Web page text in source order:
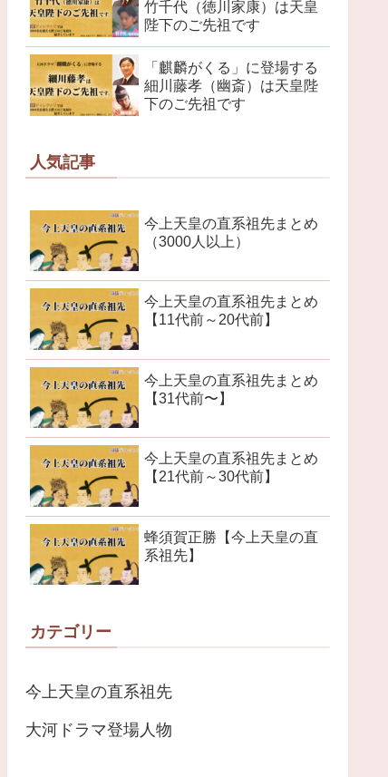
竹千代（徳川家康）は天皇
陛下のご先祖です
「麒麟がくる」に登場する
細川藤孝（幽斎）は天皇陛
下のご先祖です
人気記事
今上天皇の直系祖先まとめ
（3000人以上）
今上天皇の直系祖先まとめ
【11代前～20代前】
今上天皇の直系祖先まとめ
【31代前〜】
今上天皇の直系祖先まとめ
【21代前～30代前】
蜂須賀正勝【今上天皇の直
系祖先】
カテゴリー
今上天皇の直系祖先
大河ドラマ登場人物